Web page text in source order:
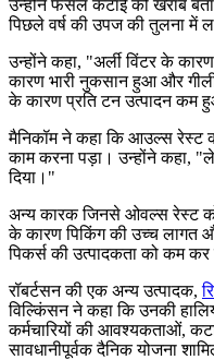
उन्होंने फसल कटाई को खराब
पिछले वर्ष की उपज की तुलना में
उन्होंने कहा, "अर्ली विंटर के
कारण भारी नुकसान हुआ और
के कारण प्रति टन उत्पादन कम
मैनिकॉम ने कहा कि आउल्स रेस्ट
काम करना पड़ा। उन्होंने कहा,
दिया।"
अन्य कारक जिनसे ओवल्स रेस्ट
के कारण पिकिंग की उच्च लागत
पिकर्स की उत्पादकता को कम कर
रॉबर्टसन की एक अन्य उत्पादक,
विल्किंसन ने कहा कि उनकी
कर्मचारियों की आवश्यकताओं,
सावधानीपूर्वक दैनिक योजना